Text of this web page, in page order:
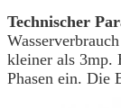
Technischer
kleiner als 3mp.
Phasen ein. Die